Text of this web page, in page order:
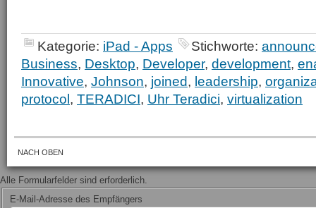
Kategorie: iPad - Apps Stichworte:
Business, Desktop, Developer, development,
Innovative, Johnson, joined, leadership,
protocol, TERADICI, Uhr Teradici, virtualization
NACH OBEN
Alle Formularfelder sind erforderlich.
E-Mail-Adresse des Empfängers